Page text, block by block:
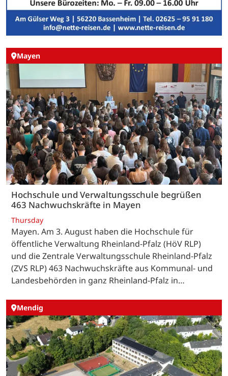
Mayen
Hochschule und Verwaltungsschule begrüßen
463 Nachwuchskräfte in Mayen
Thursday
Mayen. Am 3. August haben die Hochschule für
öffentliche Verwaltung Rheinland-Pfalz (HöV RLP)
und die Zentrale Verwaltungsschule Rheinland-Pfalz
(ZVS RLP) 463 Nachwuchskräfte aus Kommunal- und
Landesbehörden in ganz Rheinland-Pfalz in…
Mendig